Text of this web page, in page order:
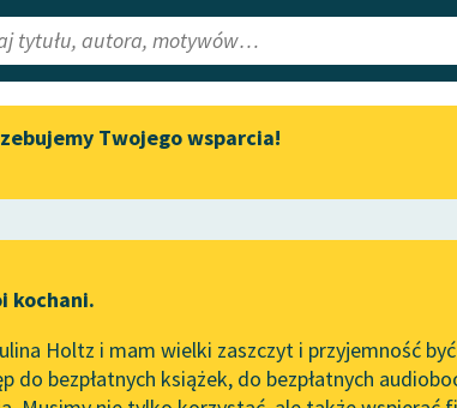
Lektury
Aktualności
Byliśmy częścią AI Impact Lab
Zapraszamy na spotkanie
w Oslo
Wolne Lektury na 32.
API
Twojego wsparcia!
kochani.
Holtz i mam wielki zaszczyt i przyjemność
do bezpłatnych książek, do bezpłatnych